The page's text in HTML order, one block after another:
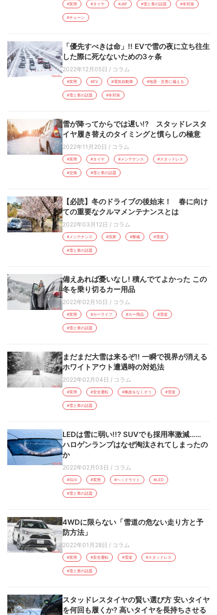
#実用 #タイヤ #JAF #雪と車の話題 #冬対策
#チェーン
「優先すべきは命」!! EVで雪の夜に立ち往生
した際に死なないための3ヶ条
2022年12月05日 / コラム
#実用 #EV #電気自動車 #地震・災害に備える
#雪と車の話題 #冬対策
雪が降ってからでは遅い!? スタッドレスタ
イヤ履き替えのタイミングと慣らしの極意
2022年11月20日 / コラム
#実用 #タイヤ #メンテナンス #スタッドレス
#交換 #雪と車の話題
【必読】冬のドライブの後始末！ 春に向け
ての重要なクルマメンテナンスとは
2022年03月12日 / コラム
#メンテナンス #洗車 #整備 #雪道
#雪と車の話題
備えあれば憂いなし! 積んでてよかった この
冬を乗り切るカー用品
2022年02月10日 / コラム
#実用 #カーライフ #カー用品 #雪道
#雪と車の話題
まだまだ大雪は来るぞ!! 一瞬で視界が消える
ホワイトアウト遭遇時の対処法
2022年02月04日 / コラム
#実用 #安全運転 #事故をなくそう #雪道
#雪と車の話題
LEDは雪に弱い!!? SUVでも採用率激減……
ハロゲンランプはなぜ淘汰されてしまったの
か
2022年02月03日 / コラム
#SUV #実用 #ヘッドライト #LED
#雪と車の話題
4WDに限らない「雪道の危ない走り方と予
防方法」
2022年01月28日 / コラム
#実用 #安全運転 #雪道 #スタッドレス
#雪と車の話題
スタッドレスタイヤの賢い選び方 安いタイヤ
を何回も履くか? 高いタイヤを長持ちさせる